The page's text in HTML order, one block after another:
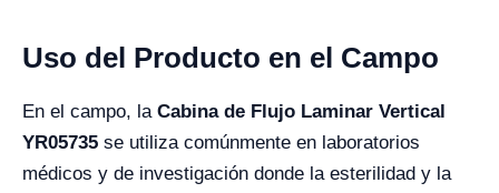
Uso del Producto en el Campo
En el campo, la Cabina de Flujo Laminar Vertical
YR05735 se utiliza comúnmente en laboratorios
médicos y de investigación donde la esterilidad y la